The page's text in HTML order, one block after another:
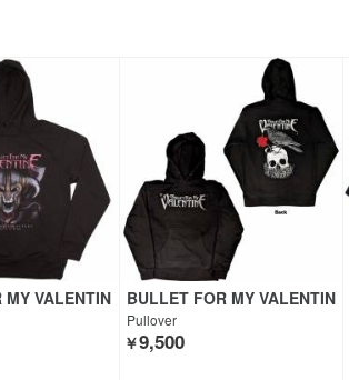
VALENTIN BULLET FOR MY VALENTIN
E
Pullover
￥9,500